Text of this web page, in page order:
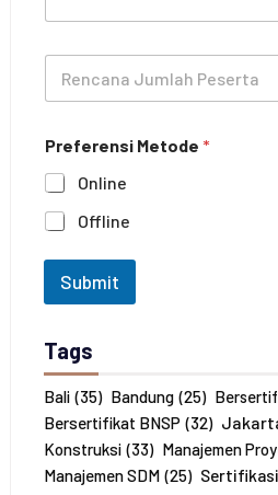
h
e
i
a
n
*
R
n
a
n
a
J
u
e
s
e
r
t
a
*
Preferensi Metode *
Online
Offline
Submit
Tags
Bali (35) Bandung (25)
Bersertifikat BNSP (32)
Konstruksi (33) Manajemen
Manajemen SDM (25)